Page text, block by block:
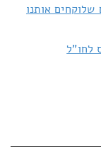
שלוקחים אותנו
לחו"ל